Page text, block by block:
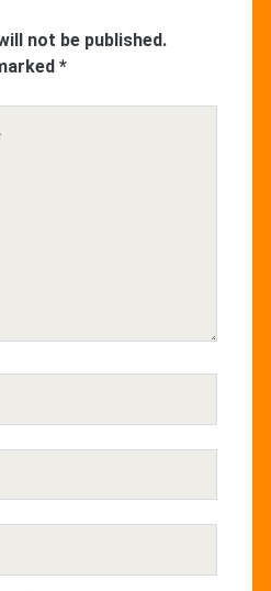
not be published.
*